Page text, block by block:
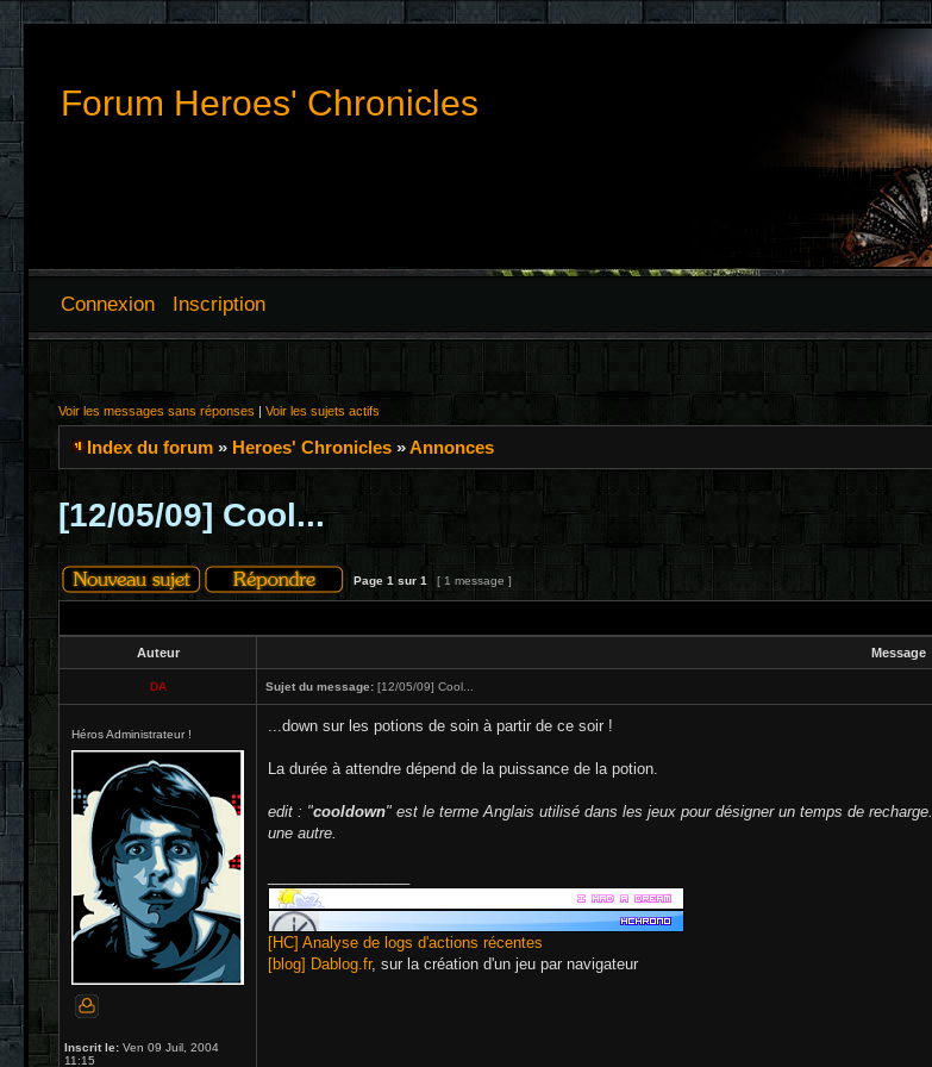
Forum Heroes' Chronicles
Connexion Inscription
Voir les messages sans réponses | Voir les sujets actifs
Index du forum » Heroes' Chronicles »Annonces
[12/05/09] Cool...
Page 1 sur 1 [ 1 message ]
Auteur Message
DA Sujet du message: [12/05/09] Cool...
Héros Administrateur !
Inscrit le: Ven 09 Juil, 2004
11:15
...down sur les potions de soin à partir de ce soir !
La durée à attendre dépend de la puissance de la potion.
edit : "cooldown" est le terme Anglais utilisé dans les jeux pour désigner un temps de
une autre.
[HC] Analyse de logs d'actions récentes
[blog] Dablog.fr, sur la création d'un jeu par navigateur